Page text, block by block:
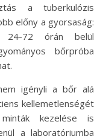
a tuberkulózis
előny a gyorsaság:
24-72 órán belül
bőrpróba
igényli a bőr alá
kellemetlenségét
kezelése is
a laboratóriumba